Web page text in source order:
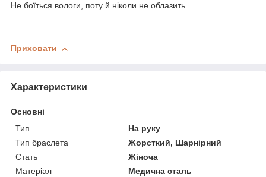
Не боїться вологи, поту й ніколи не облазить.
Приховати
Характеристики
Основні
Тип
На руку
Тип браслета
Жорсткий, Шарнірний
Стать
Жіноча
Матеріал
Медична сталь